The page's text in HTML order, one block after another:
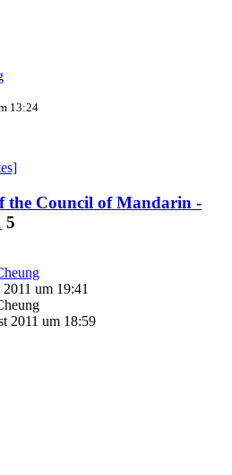
13:24
the Council of Mandarin -
5
um 19:41
2011 um 18:59